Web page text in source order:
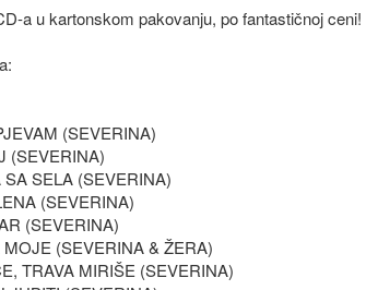
a u kartonskom pakovanju, po fantastičnoj ceni!
(SEVERINA)
(SEVERINA)
SELA (SEVERINA)
(SEVERINA)
(SEVERINA)
(SEVERINA & ŽERA)
TRAVA MIRIŠE (SEVERINA)